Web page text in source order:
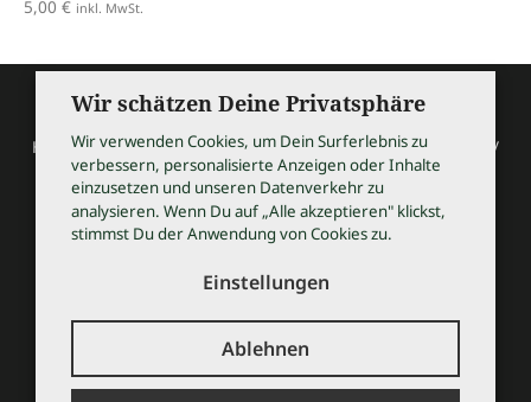
5,00 € inkl. MwSt.
HOCHZEITSSHOPPING / Thomas Bauer / Meßmerstraße 32 /
97508 Grettstadt
Tel 09729 9099504 / info@hochzeitsshopping.com
AGB
IMPRESSUM
KONTAKT
Wir schätzen Deine Privatsphäre
Wir verwenden Cookies, um Dein Surferlebnis zu
verbessern, personalisierte Anzeigen oder Inhalte
einzusetzen und unseren Datenverkehr zu
analysieren. Wenn Du auf „Alle akzeptieren" klickst,
stimmst Du der Anwendung von Cookies zu.
Einstellungen
Ablehnen